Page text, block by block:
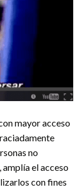
mayor acceso
no
amplía el acceso
con fines